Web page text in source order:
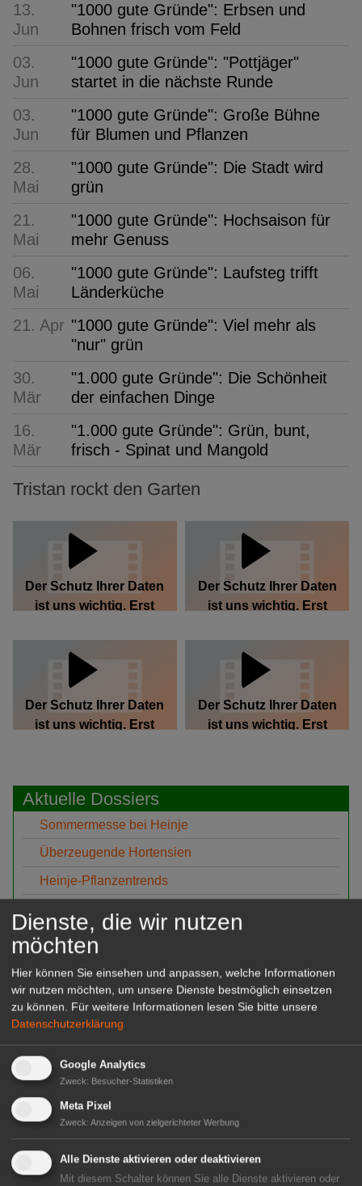
13.
Jun
"1000 gute Gründe": Erbsen und
Bohnen frisch vom Feld
03.
Jun
"1000 gute Gründe": "Pottjäger"
startet in die nächste Runde
03.
Jun
"1000 gute Gründe": Große Bühne
für Blumen und Pflanzen
28.
Mai
"1000 gute Gründe": Die Stadt wird
grün
21.
Mai
"1000 gute Gründe": Hochsaison für
mehr Genuss
06.
Mai
"1000 gute Gründe": Laufsteg trifft
Länderküche
21. Apr "1000 gute Gründe": Viel mehr als
"nur" grün
30.
Mär
"1.000 gute Gründe": Die Schönheit
der einfachen Dinge
16.
Mär
"1.000 gute Gründe": Grün, bunt,
frisch - Spinat und Mangold
Tristan rockt den Garten
Der Schutz Ihrer Daten
ist uns wichtig. Erst
von Dritt-Anbieter-
Servern zu laden.
Der Schutz Ihrer Daten
ist uns wichtig. Erst
von Dritt-Anbieter-
Servern zu laden.
Der Schutz Ihrer Daten
ist uns wichtig. Erst
von Dritt-Anbieter-
Servern zu laden.
Der Schutz Ihrer Daten
ist uns wichtig. Erst
von Dritt-Anbieter-
Aktuelle Dossiers
Sommermesse bei Heinje
Überzeugende Hortensien
Heinje-Pflanzentrends
Lubera auf der IPM 2026
Heinje auf der IPM ESSEN 2026
Champost Schöner Mist
Neuheiten von Inkarho
Marketing das wächst!
Lubera OpenDays 2025
Heinje Sommermesse 2025
Hortensien Guide
Dienste, die wir nutzen
möchten
Hier können Sie einsehen und anpassen, welche Informationen
wir nutzen möchten, um unsere Dienste bestmöglich einsetzen
zu können. Für weitere Informationen lesen Sie bitte unsere
Datenschutzerklärung
Google Analytics
Zweck: Besucher-Statistiken
Meta Pixel
Zweck: Anzeigen von zielgerichteter Werbung
Alle Dienste aktivieren oder deaktivieren
Mit diesem Schalter können Sie alle Dienste aktivieren oder